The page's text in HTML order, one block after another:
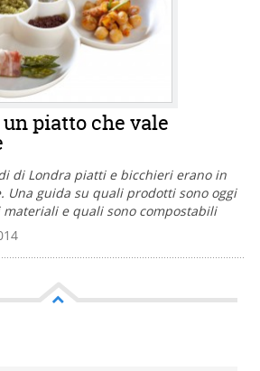
piatto che vale
di Londra piatti e bicchieri erano in
Una guida su quali prodotti sono oggi
e quali sono compostabili